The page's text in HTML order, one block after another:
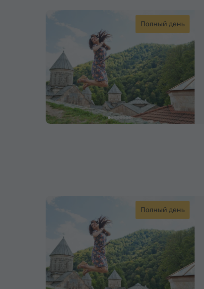
Полный день
Полный день